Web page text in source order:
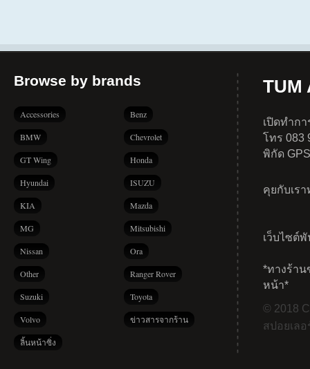
Browse by brands
Accessories Benz
BMW Chevrolet
GT Wing Honda
Hyundai ISUZU
KIA Mazda
MG Mitsubishi
Nissan Ora
Other Ranger Rover
Suzuki Toyota
Volvo ข่าวสารจากร้าน
ลิ้นหน้าซิ่ง
TUM
เปิดทำก
โทร 083
พิกัด
คุยกับเร
เว็บไซต์
*ทางร้าน
หน้า*
© 2018
สปอยเล